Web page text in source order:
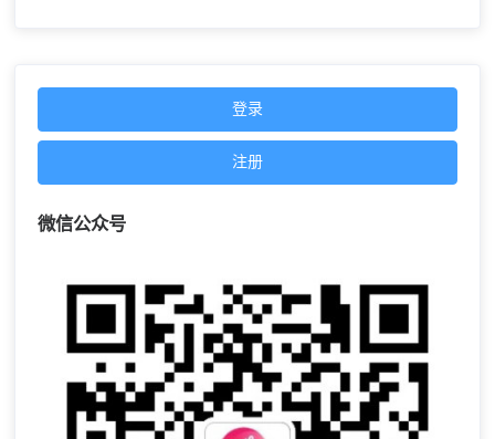
登录
注册
微信公众号